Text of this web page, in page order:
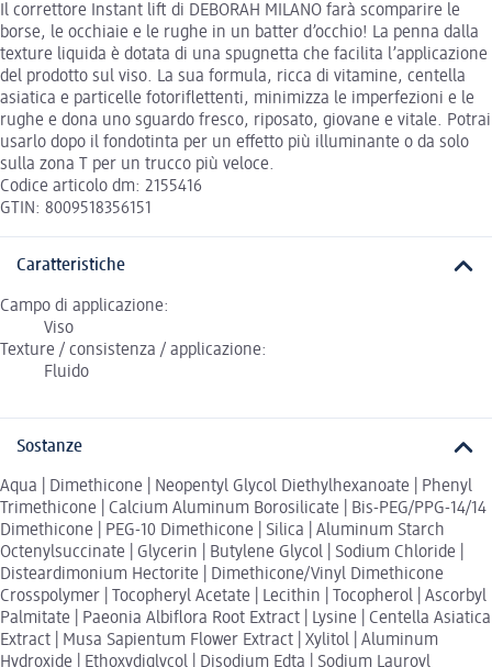
Il correttore Instant lift di DEBORAH MILANO farà scomparire le
borse, le occhiaie e le rughe in un batter d’occhio! La penna dalla
texture liquida è dotata di una spugnetta che facilita l’applicazione
del prodotto sul viso. La sua formula, ricca di vitamine, centella
asiatica e particelle fotoriflettenti, minimizza le imperfezioni e le
rughe e dona uno sguardo fresco, riposato, giovane e vitale. Potrai
usarlo dopo il fondotinta per un effetto più illuminante o da solo
sulla zona T per un trucco più veloce.
Codice articolo dm: 2155416
GTIN: 8009518356151
Caratteristiche
Campo di applicazione:
Viso
Texture / consistenza / applicazione:
Fluido
Sostanze
Aqua | Dimethicone | Neopentyl Glycol Diethylhexanoate | Phenyl
Trimethicone | Calcium Aluminum Borosilicate | Bis-PEG/PPG-14/14
Dimethicone | PEG-10 Dimethicone | Silica | Aluminum Starch
Octenylsuccinate | Glycerin | Butylene Glycol | Sodium Chloride |
Disteardimonium Hectorite | Dimethicone/Vinyl Dimethicone
Crosspolymer | Tocopheryl Acetate | Lecithin | Tocopherol | Ascorbyl
Palmitate | Paeonia Albiflora Root Extract | Lysine | Centella Asiatica
Extract | Musa Sapientum Flower Extract | Xylitol | Aluminum
Hydroxide | Ethoxydiglycol | Disodium Edta | Sodium Lauroyl